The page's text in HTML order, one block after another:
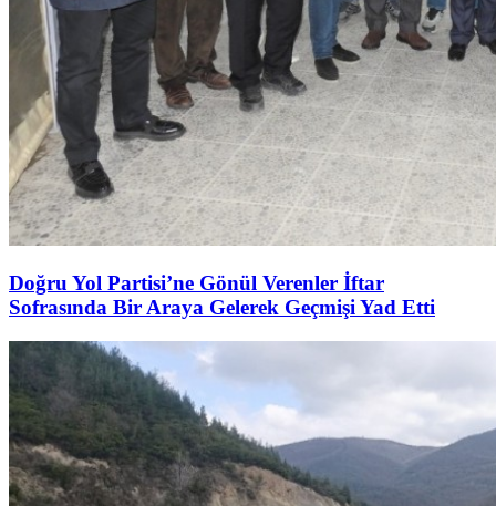
Doğru Yol Partisi’ne Gönül Verenler İftar
Sofrasında Bir Araya Gelerek Geçmişi Yad Etti